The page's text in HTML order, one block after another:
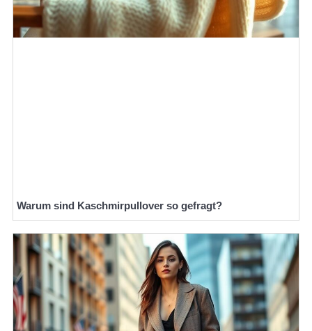
Warum sind Kaschmirpullover so gefragt?